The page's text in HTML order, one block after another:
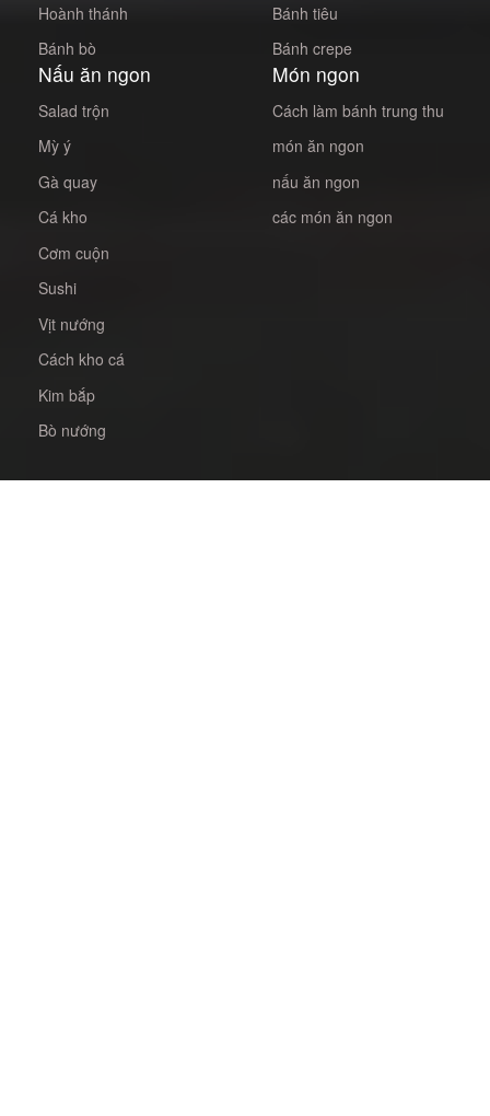
Hoành thánh
Bánh bò
Bánh tiêu
Bánh crepe
Nấu ăn ngon
Salad trộn
Mỳ ý
Gà quay
Cá kho
Cơm cuộn
Sushi
Vịt nướng
Cách kho cá
Kim bắp
Bò nướng
Món ngon
Cách làm bánh trung thu
món ăn ngon
nấu ăn ngon
các món ăn ngon